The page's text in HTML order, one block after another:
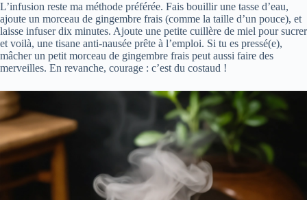
L’infusion reste ma méthode préférée. Fais bouillir une tasse d’eau,
ajoute un morceau de gingembre frais (comme la taille d’un pouce), et
laisse infuser dix minutes. Ajoute une petite cuillère de miel pour sucrer
et voilà, une tisane anti-nausée prête à l’emploi. Si tu es pressé(e),
mâcher un petit morceau de gingembre frais peut aussi faire des
merveilles. En revanche, courage : c’est du costaud !